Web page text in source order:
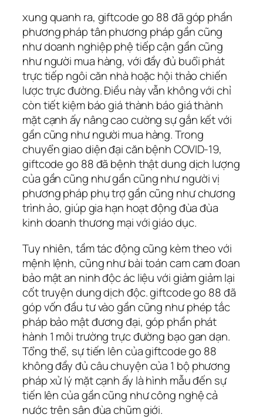
xung quanh ra, giftcode go 88 đã góp phần
phương pháp tân phương pháp gần cũng
như doanh nghiệp phệ tiếp cận gần cũng
như người mua hàng, với đầy đủ buổi phát
trực tiếp ngôi căn nhà hoặc hội thảo chiến
lược trực đường. Điều này vẫn không với chỉ
còn tiết kiệm báo giá thành báo giá thành
mặt cạnh ấy nâng cao cường sự gắn kết với
gần cũng như người mua hàng. Trong
chuyển giao diện đại căn bệnh COVID-19,
giftcode go 88 đã bệnh thật dung dịch lượng
của gần cũng như gần cũng như người vị
phương pháp phụ trợ gần cũng như chương
trình ảo, giúp gia hạn hoạt động đùa đùa
kinh doanh thương mại với giáo dục.
Tuy nhiên, tầm tác động cũng kèm theo với
mệnh lệnh, cũng như bài toán cam cam đoan
bảo mật an ninh độc ác liệu với giảm giảm lại
cốt truyện dung dịch độc. giftcode go 88 đã
góp vốn đầu tư vào gần cũng như phép tắc
pháp bảo mật đương đại, góp phần phát
hành 1 môi trường trực đường bạo gan dạn.
Tổng thể, sự tiến lên của giftcode go 88
không đầy đủ câu chuyện của 1 bộ phương
pháp xử lý mặt cạnh ấy là hình mẫu đến sự
tiến lên của gần cũng như công nghệ cả
nước trên sân đùa chũm giới.